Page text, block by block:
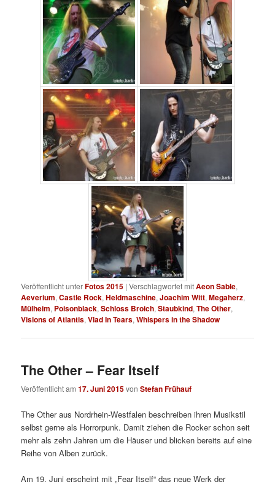
Veröffentlicht unterFotos 2015 |Verschlagwortet mitAeon Sable,
Aeverium,Castle Rock,Heldmaschine,Joachim Witt,Megaherz,
Mülheim, Poisonblack,Schloss Broich,Staubkind,The Other,
Visions of Atlantis,Vlad In Tears,Whispers in the Shadow
The Other – Fear Itself
Veröffentlicht am17. Juni 2015vonStefan Frühauf
The Other aus Nordrhein-Westfalen beschreiben ihren Musikstil
selbst gerne als Horrorpunk. Damit ziehen die Rocker schon seit
mehr als zehn Jahren um die Häuser und blicken bereits auf eine
Reihe von Alben zurück.
Am 19. Juni erscheint mit „Fear Itself“ das neue Werk der